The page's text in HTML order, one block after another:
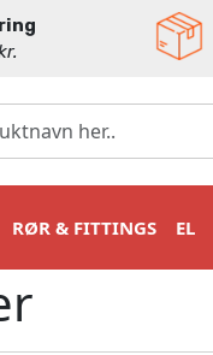
RØR & FITTINGS EL